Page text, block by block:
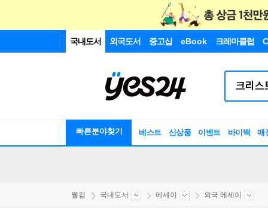
국내도서 외국도서 중고샵 eBook 크레마클럽
빠른분야찾기 베스트 신상품 이벤트 바이백 매
웰컴 국내도서 에세이 외국 에세이